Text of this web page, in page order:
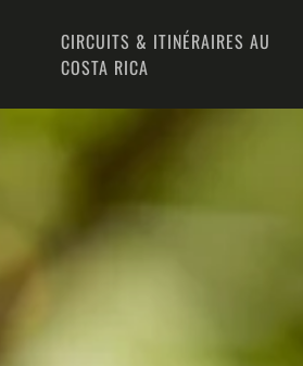
CIRCUITS & ITINÉRAIRES AU
COSTA RICA